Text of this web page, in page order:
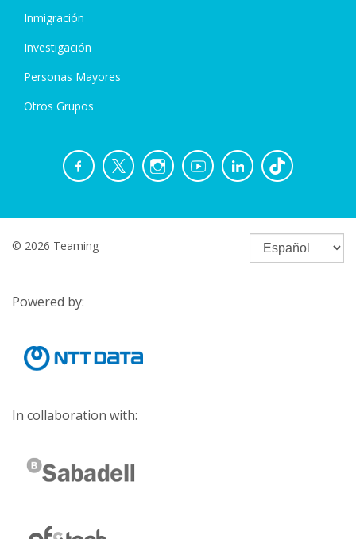
Inmigración
Investigación
Personas Mayores
Otros Grupos
© 2026 Teaming
Powered by:
In collaboration with: